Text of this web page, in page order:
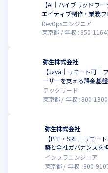
【AI｜ハイブリッドワ
エイティブ制作・業務
DevOpsエンジニア
東京都
年収 : 850-1164
弥生株式会社
【Java｜リモート可｜
ーザーを支える課金基
テックリード
東京都
年収 : 800-1300
弥生株式会社
【PFE・SRE｜リモー
築と全社ガバナンスを
インフラエンジニア
東京都
年収 : 800-910